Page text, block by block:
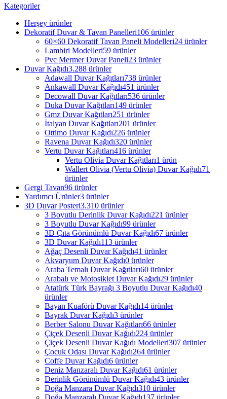
Kategoriler
Herşey ürünler
Dekoratif Duvar & Tavan Panelleri106 ürünler
60×60 Dekoratif Tavan Paneli Modelleri24 ürünler
Lambiri Modelleri59 ürünler
Pvc Mermer Duvar Paneli23 ürünler
Duvar Kağıdı3.288 ürünler
Adawall Duvar Kağıtları738 ürünler
Ankawall Duvar Kağıdı451 ürünler
Decowall Duvar Kağıtları536 ürünler
Duka Duvar Kağıtları149 ürünler
Gmz Duvar Kağıtları251 ürünler
İtalyan Duvar Kağıtları201 ürünler
Ottimo Duvar Kağıdı226 ürünler
Ravena Duvar Kağıdı320 ürünler
Vertu Duvar Kağıtları416 ürünler
Vertu Olivia Duvar Kağıtları1 ürün
Wallert Olivia (Vertu Olivia) Duvar Kağıdı71
ürünler
Gergi Tavan96 ürünler
Yardımcı Ürünler3 ürünler
3D Duvar Posteri3.310 ürünler
3 Boyutlu Derinlik Duvar Kağıdı221 ürünler
3 Boyutlu Duvar Kağıdı99 ürünler
3D Çıta Görünümlü Duvar Kağıdı67 ürünler
3D Duvar Kağıdı113 ürünler
Ağaç Desenli Duvar Kağıdı41 ürünler
Akvaryum Duvar Kağıdı0 ürünler
Araba Temalı Duvar Kağıtları60 ürünler
Arabalı ve Motosiklet Duvar Kağıdı29 ürünler
Atatürk Türk Bayrağı 3 Boyutlu Duvar Kağıdı40
ürünler
Bayan Kuaförü Duvar Kağıdı14 ürünler
Bayrak Duvar Kağıdı3 ürünler
Berber Salonu Duvar Kağıtları66 ürünler
Çiçek Desenli Duvar Kağıdı224 ürünler
Çiçek Desenli Duvar Kağıdı Modelleri307 ürünler
Çocuk Odası Duvar Kağıdı264 ürünler
Coffe Duvar Kağıdı6 ürünler
Deniz Manzaralı Duvar Kağıdı61 ürünler
Derinlik Görünümlü Duvar Kağıdı43 ürünler
Doğa Manzara Duvar Kağıdı310 ürünler
Doğa Manzaralı Duvar Kağıdı137 ürünler